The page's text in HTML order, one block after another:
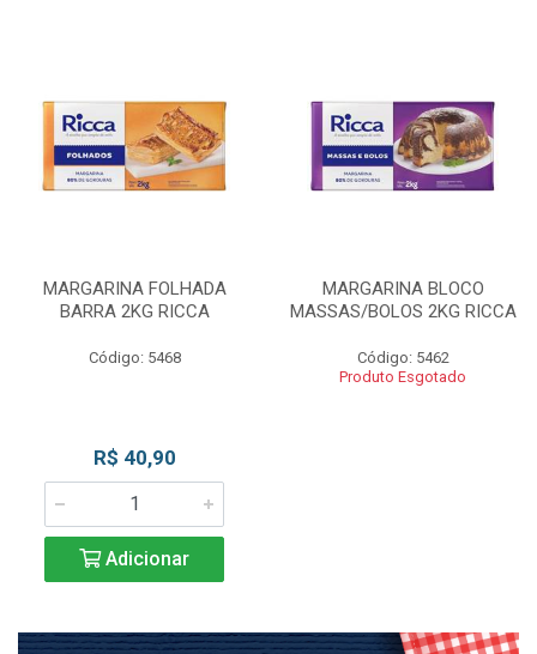
MARGARINA FOLHADA
BARRA 2KG RICCA
Código: 5468
R$ 40,90
Adicionar
MARGARINA BLOCO
MASSAS/BOLOS 2KG RICCA
Código: 5462
Produto Esgotado